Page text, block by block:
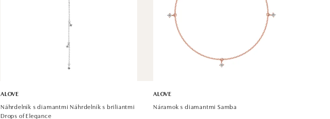
ALOVE
Náhrdelník s diamantmi Náhrdelník s briliantmi
Drops of Elegance
ALOVE
Náramok s diamantmi Samba